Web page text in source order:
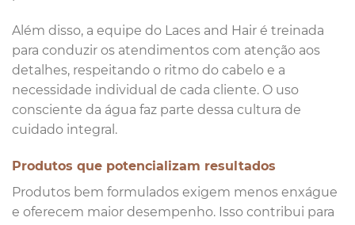
Além disso, a equipe do Laces and Hair é treinada
para conduzir os atendimentos com atenção aos
detalhes, respeitando o ritmo do cabelo e a
necessidade individual de cada cliente. O uso
consciente da água faz parte dessa cultura de
cuidado integral.
Produtos que potencializam resultados
Produtos bem formulados exigem menos enxágue
e oferecem maior desempenho. Isso contribui para